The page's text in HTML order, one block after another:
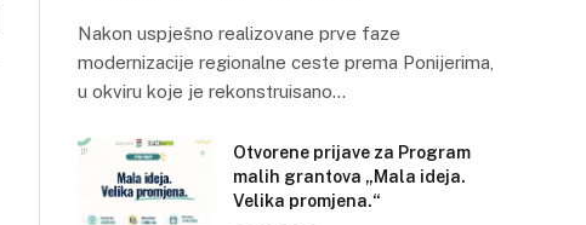
Nakon uspješno realizovane prve faze
modernizacije regionalne ceste prema Ponijerima,
u okviru koje je rekonstruisano…
Otvorene prijave za Program
malih grantova „Mala ideja.
Velika promjena.“